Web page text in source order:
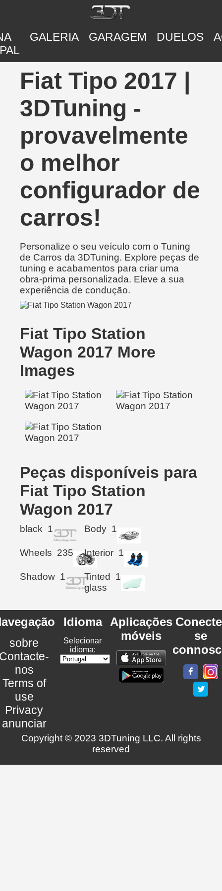
GALERIA GARAGEM DUELOS
Fiat Tipo 2017 |
3DTuning -
provavelmente
o melhor
configurador de
carros!
Personalize o seu veículo com o Tuning
de Carros da 3DTuning. Explore peças de
tuning e acabamentos para criar uma
obra-prima personalizada. Eleve a sua
experiência de condução.
Fiat Tipo Station
Wagon 2017 More
Images
Peças disponíveis para
Fiat Tipo Station
Wagon 2017
black 1 Body 1
Wheels 235 Interior 1
Shadow 1
Tinted
glass
1
sobre
nos
Terms of
use
Privacy
anunciar
Idioma
Selecionar
idioma:
Aplicações
móveis
se
Copyright © 2023 3DTuning LLC. All rights
reserved